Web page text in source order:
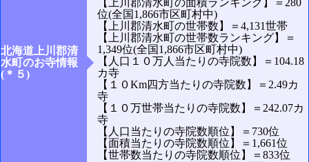
北海道上川郡清
水町のお寺情報
(＊５)
【上川郡清水町の面積ランキング】＝280
位(全国1,866市区町村中)
【上川郡清水町の世帯数】＝4,131世帯
【上川郡清水町の世帯数ランキング】＝
1,349位(全国1,866市区町村中)
【人口１０万人当たりの寺院数】＝104.18
カ寺
【１０Km四方当たりの寺院数】＝2.49カ
寺
【１０万世帯当たりの寺院数】＝242.07カ
寺
【人口当たりの寺院数順位】＝730位
【面積当たりの寺院数順位】＝1,661位
【世帯数当たりの寺院数順位】＝833位